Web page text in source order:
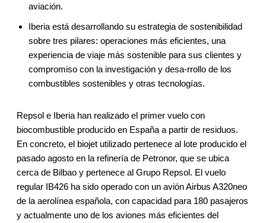
aviación.
Iberia está desarrollando su estrategia de sostenibilidad
sobre tres pilares: operaciones más eficientes, una
experiencia de viaje más sostenible para sus clientes y
compromiso con la investigación y desa-rrollo de los
combustibles sostenibles y otras tecnologías.
Repsol e Iberia han realizado el primer vuelo con
biocombustible producido en España a partir de residuos.
En concreto, el biojet utilizado pertenece al lote producido el
pasado agosto en la refinería de Petronor, que se ubica
cerca de Bilbao y pertenece al Grupo Repsol. El vuelo
regular IB426 ha sido operado con un avión Airbus A320neo
de la aerolínea española, con capacidad para 180 pasajeros
y actualmente uno de los aviones más eficientes del